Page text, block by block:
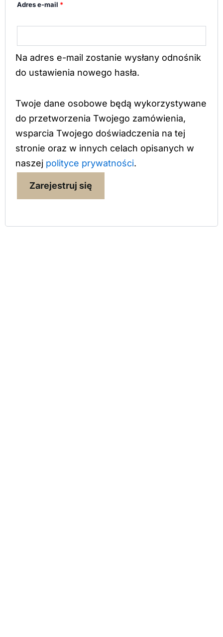
Adres e-mail *
Na adres e-mail zostanie wysłany odnośnik
do ustawienia nowego hasła.
Twoje dane osobowe będą wykorzystywane
do przetworzenia Twojego zamówienia,
wsparcia Twojego doświadczenia na tej
stronie oraz w innych celach opisanych w
naszej polityce prywatności.
Zarejestruj się